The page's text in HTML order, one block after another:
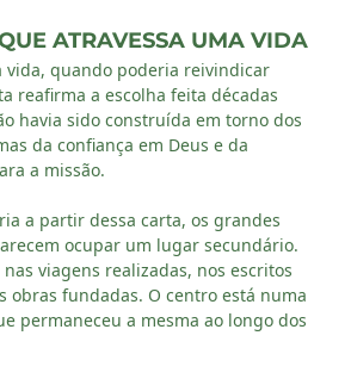
ATRAVESSA UMA VIDA
vida, quando poderia reivindicar
reafirma a escolha feita décadas
havia sido construída em torno dos
da confiança em Deus e da
a missão.
a partir dessa carta, os grandes
ocupar um lugar secundário.
viagens realizadas, nos escritos
obras fundadas. O centro está numa
permaneceu a mesma ao longo dos